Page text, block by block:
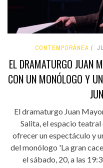
CONTEMPORÁNEA
EL DRAMATURGO JUAN
CON UN MONÓLOGO Y
El dramaturgo Juan
Salita, el espacio
ofrecer un espectáculo y
del monólogo 'La gran
el sábado, 20, a las